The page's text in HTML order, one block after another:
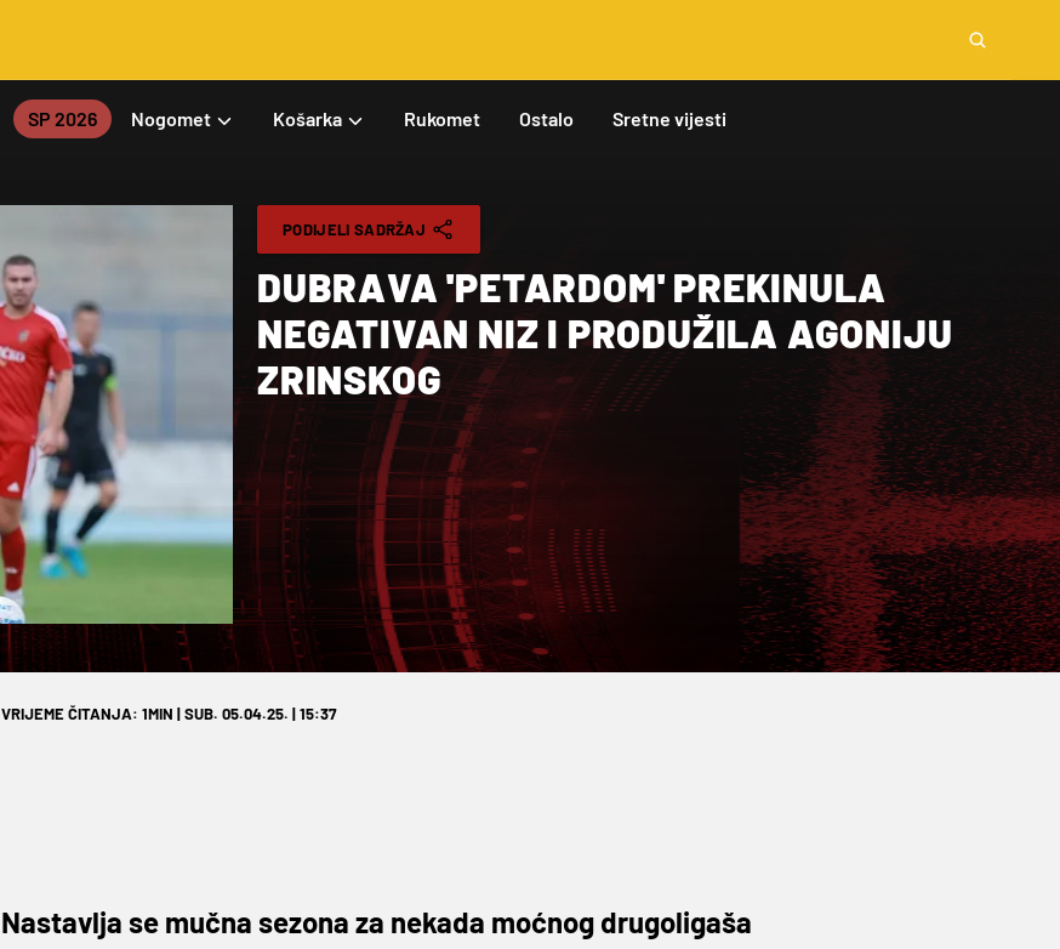
SP 2026 Nogomet Košarka Rukomet Ostalo Sretne vijesti
PODIJELI SADRŽAJ
DUBRAVA 'PETARDOM' PREKINULA
NEGATIVAN NIZ I PRODUŽILA AGONIJU
ZRINSKOG
VRIJEME ČITANJA: 1MIN | SUB. 05.04.25. | 15:37
Nastavlja se mučna sezona za nekada moćnog drugoligaša